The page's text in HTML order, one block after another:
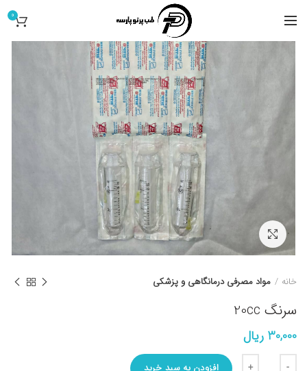
0
کلیک برای بزرگ کردن
خانه مواد مصرفی درمانگاهی و پزشکی
سرنگ 20cc
30,000 ریال
افزودن به سبد خرید